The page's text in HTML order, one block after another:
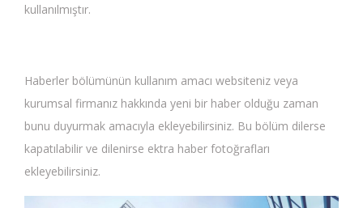
kullanılmıştır.
Haberler bölümünün kullanım amacı websiteniz veya
kurumsal firmanız hakkında yeni bir haber olduğu zaman
bunu duyurmak amacıyla ekleyebilirsiniz. Bu bölüm dilerse
kapatılabilir ve dilenirse ektra haber fotoğrafları
ekleyebilirsiniz.